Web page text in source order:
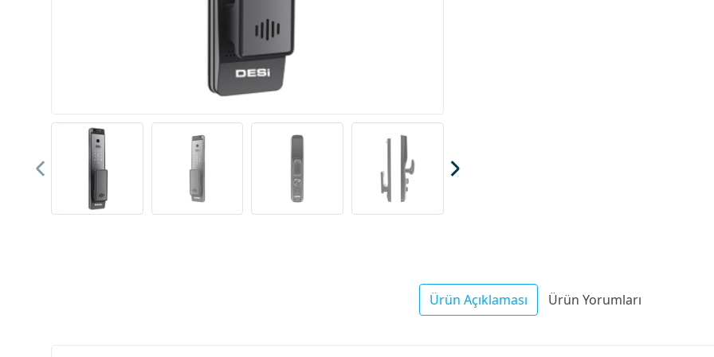
Ürün Açıklaması Ürün Yorumları